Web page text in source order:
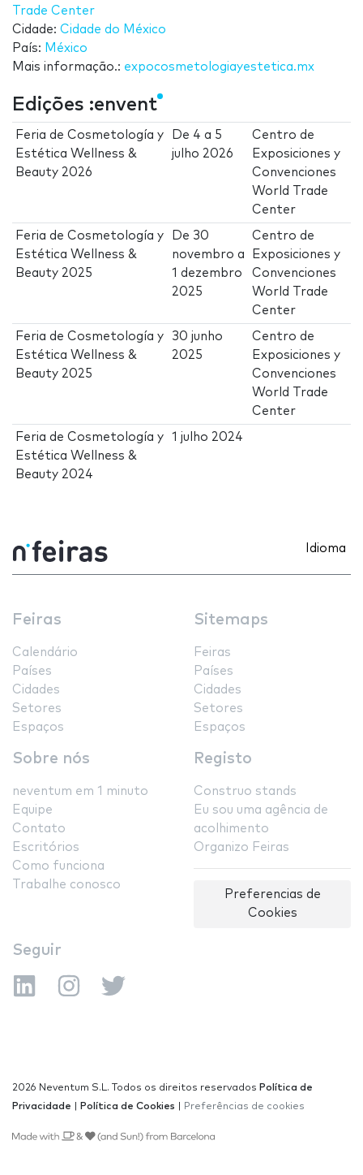
Trade Center
Cidade: Cidade do México
País: México
Mais informação.: expocosmetologiayestetica.mx
Edições :envent
Feria de Cosmetología y
Estética Wellness &
Beauty 2026
De 4 a 5
julho 2026
Centro de
Exposiciones y
Convenciones
World Trade
Center
Feria de Cosmetología y
Estética Wellness &
Beauty 2025
De 30
novembro a
1 dezembro
2025
Centro de
Exposiciones y
Convenciones
World Trade
Center
Feria de Cosmetología y
Estética Wellness &
Beauty 2025
30 junho
2025
Centro de
Exposiciones y
Convenciones
World Trade
Center
Feria de Cosmetología y
Estética Wellness &
Beauty 2024
1 julho 2024
Idioma
Feiras
Calendário
Países
Cidades
Setores
Espaços
Sitemaps
Feiras
Países
Cidades
Setores
Espaços
Sobre nós
neventum em 1 minuto
Equipe
Contato
Escritórios
Como funciona
Trabalhe conosco
Registo
Construo stands
Eu sou uma agência de
acolhimento
Organizo Feiras
Preferencias de
Cookies
Seguir
2026 Neventum S.L. Todos os direitos reservados Política de
Privacidade
Política de Cookies Preferências de cookies